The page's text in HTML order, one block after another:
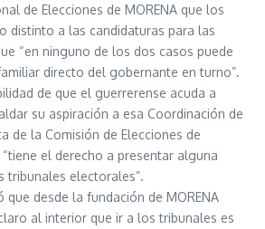
de Elecciones de MORENA que los
distinto a las candidaturas para las
“en ninguno de los dos casos puede
directo del gobernante en turno”.
de que el guerrerense acuda a
su aspiración a esa Coordinación de
de la Comisión de Elecciones de
“tiene el derecho a presentar alguna
tribunales electorales”.
que desde la fundación de MORENA
al interior que ir a los tribunales es